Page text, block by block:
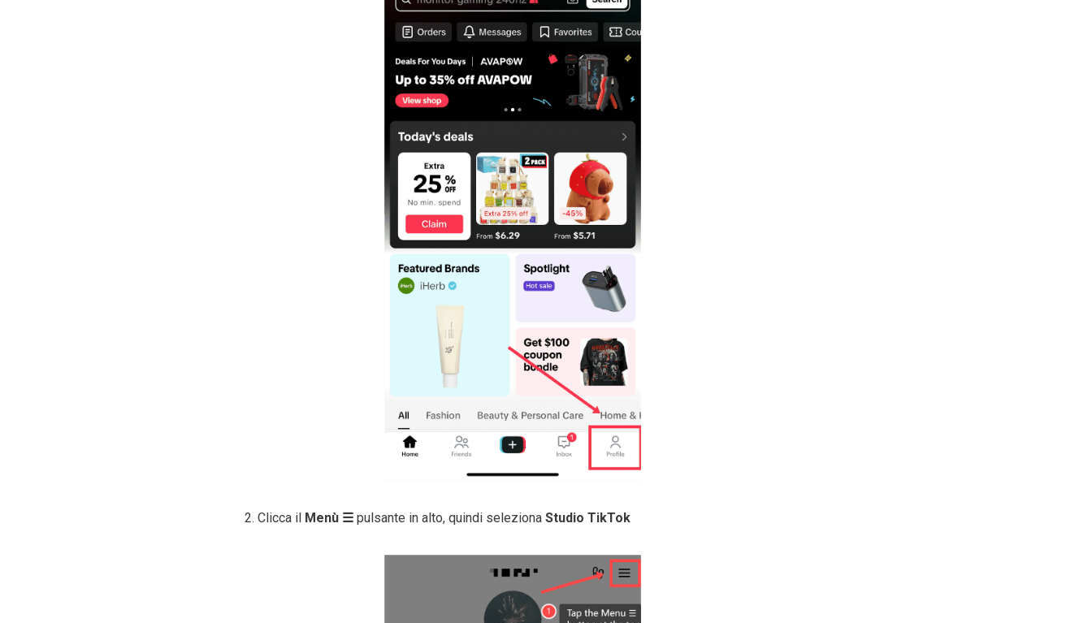
Clicca il Menù ☰pulsante in alto, quindi seleziona Studio TikTok